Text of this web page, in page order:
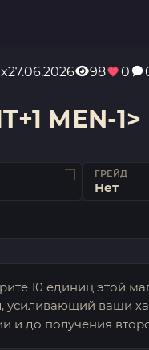
27.06.2026 98 0
MEN-1>
ГРЕЙД
Нет
10 единиц этой
ваши
и до получения